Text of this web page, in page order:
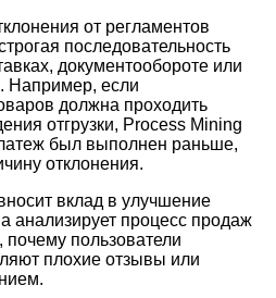
от регламентов
последовательность
документообороте или
Например, если
должна проходить
отгрузки, Process Mining
был выполнен раньше,
отклонения.
вклад в улучшение
анализирует процесс продаж
почему пользователи
плохие отзывы или